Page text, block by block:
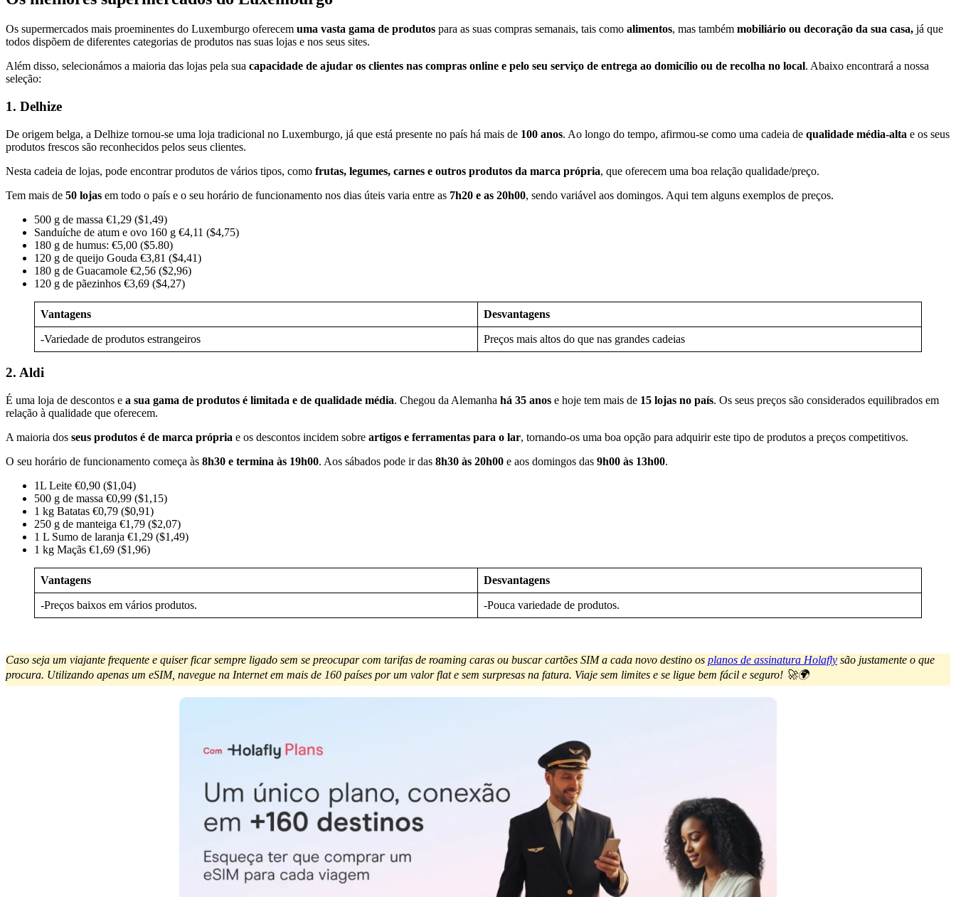
Os supermercados mais proeminentes do Luxemburgo oferecem uma vasta gama de produtos para as suas compras semanais, tais como alimentos, mas também mobiliário ou decoração da sua casa, já que
todos dispõem de diferentes categorias de produtos nas suas lojas e nos seus sites.
Além disso, selecionámos a maioria das lojas pela sua capacidade de ajudar os clientes nas compras online e pelo seu serviço de entrega ao domicílio ou de recolha no local. Abaixo encontrará a nossa
seleção:
1. Delhize
De origem belga, a Delhize tornou-se uma loja tradicional no Luxemburgo, já que está presente no país há mais de 100 anos. Ao longo do tempo, afirmou-se como uma cadeia de qualidade média-alta e os seus
produtos frescos são reconhecidos pelos seus clientes.
Nesta cadeia de lojas, pode encontrar produtos de vários tipos, como frutas, legumes, carnes e outros produtos da marca própria, que oferecem uma boa relação qualidade/preço.
Tem mais de 50 lojas em todo o país e o seu horário de funcionamento nos dias úteis varia entre as 7h20 e as 20h00, sendo variável aos domingos. Aqui tem alguns exemplos de preços.
500 g de massa €1,29 ($1,49)
Sanduíche de atum e ovo 160 g €4,11 ($4,75)
180 g de humus: €5,00 ($5.80)
120 g de queijo Gouda €3,81 ($4,41)
180 g de Guacamole €2,56 ($2,96)
120 g de pãezinhos €3,69 ($4,27)
Vantagens Desvantagens
-Variedade de produtos estrangeiros Preços mais altos do que nas grandes cadeias
2. Aldi
É uma loja de descontos e a sua gama de produtos é limitada e de qualidade média. Chegou da Alemanha há 35 anos e hoje tem mais de 15 lojas no país. Os seus preços são considerados equilibrados em
relação à qualidade que oferecem.
A maioria dos seus produtos é de marca própria e os descontos incidem sobre artigos e ferramentas para o lar, tornando-os uma boa opção para adquirir este tipo de produtos a preços competitivos.
O seu horário de funcionamento começa às 8h30 e termina às 19h00. Aos sábados pode ir das 8h30 às 20h00 e aos domingos das 9h00 às 13h00.
1L Leite €0,90 ($1,04)
500 g de massa €0,99 ($1,15)
1 kg Batatas €0,79 ($0,91)
250 g de manteiga €1,79 ($2,07)
1 L Sumo de laranja €1,29 ($1,49)
1 kg Maçãs €1,69 ($1,96)
Vantagens Desvantagens
-Preços baixos em vários produtos. -Pouca variedade de produtos.
Caso seja um viajante frequente e quiser ficar sempre ligado sem se preocupar com tarifas de roaming caras ou buscar cartões SIM a cada novo destino os planos de assinatura Holafly são justamente o que
procura. Utilizando apenas um eSIM, navegue na Internet em mais de 160 países por um valor flat e sem surpresas na fatura. Viaje sem limites e se ligue bem fácil e seguro! 🚀🌍